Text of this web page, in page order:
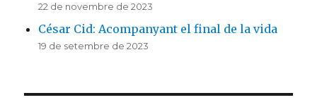
22 de novembre de 2023
César Cid: Acompanyant el final de la vida
19 de setembre de 2023